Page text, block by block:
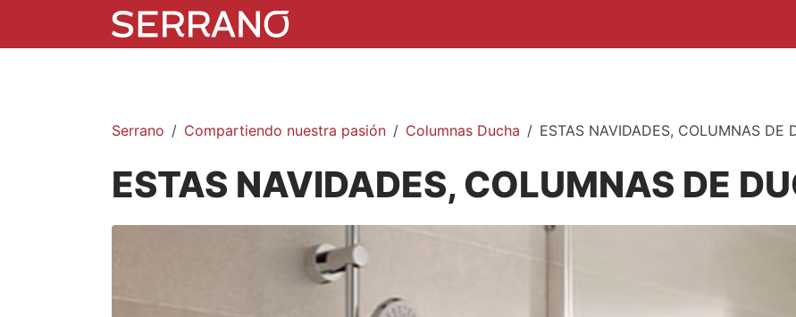
Serrano Compartiendo nuestra pasión Columnas Ducha ESTAS NAVIDADES, COLUMNAS DE
ESTAS NAVIDADES, COLUMNAS DE